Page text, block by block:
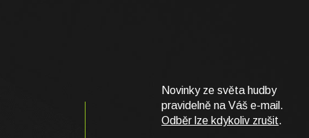
Novinky ze světa hudby
pravidelně na Váš e-mail.
Odběr lze kdykoliv zrušit.